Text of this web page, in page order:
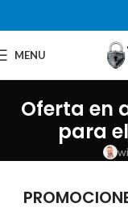
MENU
Oferta en
para